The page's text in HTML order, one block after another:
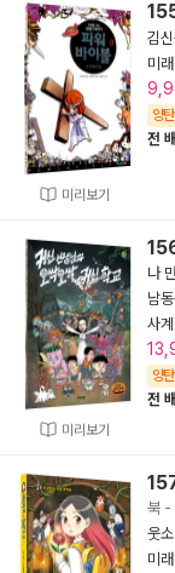
미리보기
김
미
양
전
미리보기
나
남
사
양
전
북 -
웃소
미